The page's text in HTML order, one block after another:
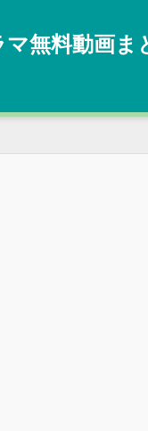
無料動画ま